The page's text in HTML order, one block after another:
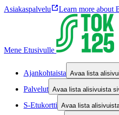
Asiakaspalvelu Learn more about
Mene Etusivulle
Ajankohtaista Avaa lista
Palvelut Avaa lista alisivuista
S-Etukortti Avaa lista